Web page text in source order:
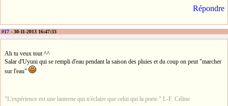
Répondre
#17 - 30-11-2013 16:47:33
Ah tu veux tout ^^
Salar d'Uyuni qui se rempli d'eau pendant la saison des pluies et du coup on peut "marcher
sur l'eau"
"L'expérience est une lanterne qui n'éclaire que celui qui la porte." L-F. Céline